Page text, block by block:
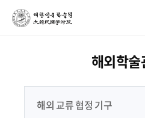
해외학
해외 교류 협정 기구